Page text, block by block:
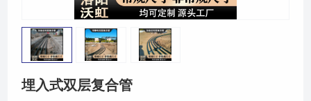
埋入式双层复合管